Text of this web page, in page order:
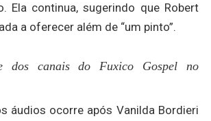
Ela continua, sugerindo que Robert
a oferecer além de “um pinto”.
dos canais do Fuxico Gospel no
áudios ocorre após Vanilda Bordieri